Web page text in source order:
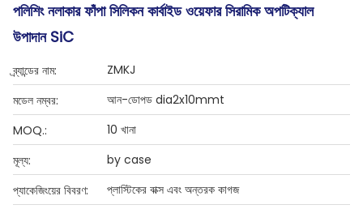
পলিশিং নলাকার ফাঁপা সিলিকন কার্বাইড ওয়েফার সিরামিক অপটিক্যাল
উপাদান SiC
ব্র্যান্ডের নাম:
ZMKJ
মডেল নম্বর:
আন-ডোপড dia2x10mmt
MOQ.:
10 খানা
মূল্য:
by case
প্যাকেজিংয়ের বিবরণ:
প্লাস্টিকের বাক্স এবং অন্তরক কাগজ